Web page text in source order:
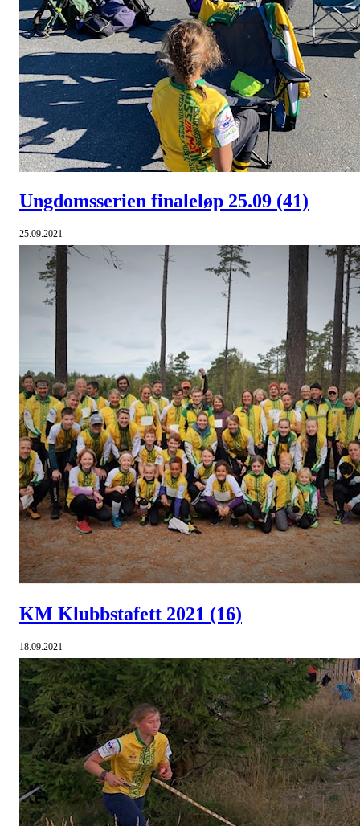
Ungdomsserien finaleløp 25.09 (41)
25.09.2021
KM Klubbstafett 2021 (16)
18.09.2021